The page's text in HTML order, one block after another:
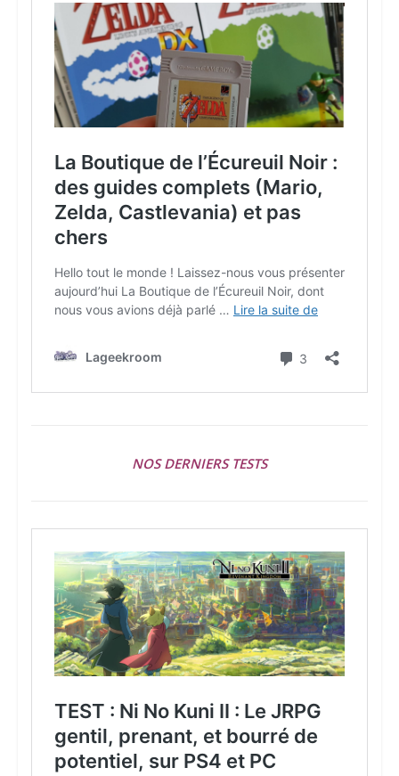
NOS DERNIERS TESTS